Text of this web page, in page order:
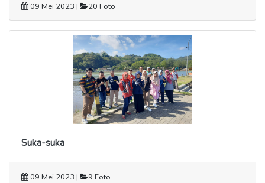
09 Mei 2023 | 20 Foto
Suka-suka
09 Mei 2023 | 9 Foto